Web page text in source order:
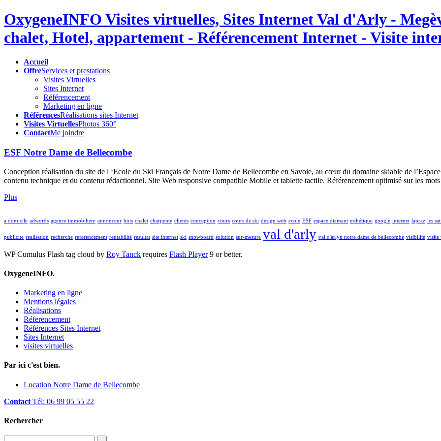
OxygeneINFO Visites virtuelles, Sites Internet Val d'Arly -
chalet, Hotel, appartement - Référencement Internet - Visite
Accueil
OffreServices et prestations
Visites Virtuelles
Sites Internet
Référencement
Marketing en ligne
RéférencesRéalisations sites Internet
Visites VirtuellesPhotos 360°
ContactMe joindre
ESF Notre Dame de Bellecombe
Conception réalisation du site de l ‘Ecole du Ski Français de Notre Dame de Bellecombe en Savoie, au cœur du domaine skiable de
contenu technique et du contenu rédactionnel. Site Web responsive compatible Mobile et tablette tactile. Référencement optimisé sur les
Plus
a domicile adwords agence immobiliere annonceur bois chalet charpente clients conception cours cours de ski design web ecole ESF espace diamant esthétique google internet lapraz les
publicite realisation recherche referencement rentabilité resultat site internet ski snowboard solution sur-mesure val d'arly val d'arlyn notre dame de bellecombe visibilité visite
WP Cumulus Flash tag cloud by Roy Tanck requires Flash Player9 or better.
OxygeneINFO.
Marketing en ligne
Mentions légales
Réalisations
Réferencement
Références Sites Internet
Sites Internet
visites virtuelles
Par ici c'est bien.
Location Notre Dame de Bellecombe
Contact Tél: 06 99 05 55 22
Rechercher